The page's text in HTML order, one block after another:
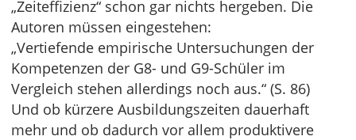
„Zeiteffizienz“ schon gar nichts hergeben. Die
Autoren müssen eingestehen:
„Vertiefende empirische Untersuchungen der
Kompetenzen der G8- und G9-Schüler im
Vergleich stehen allerdings noch aus.“ (S. 86)
Und ob kürzere Ausbildungszeiten dauerhaft
mehr und ob dadurch vor allem produktivere